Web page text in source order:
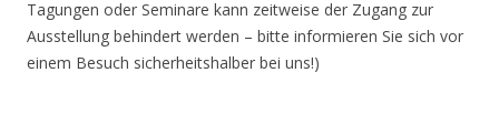
Tagungen oder Seminare kann zeitweise der Zugang zur
Ausstellung behindert werden – bitte informieren Sie sich vor
einem Besuch sicherheitshalber bei uns!)